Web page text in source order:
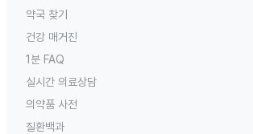
약국 찾기
건강 매거진
1분 FAQ
실시간 의료상담
의약품 사전
질환백과